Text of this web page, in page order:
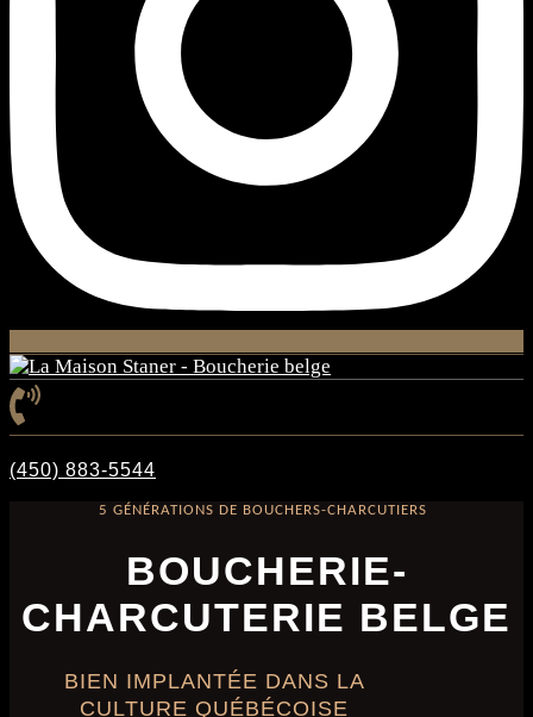
(450) 883-5544
5 GÉNÉRATIONS DE BOUCHERS-CHARCUTIERS
BOUCHERIE-
CHARCUTERIE BELGE
BIEN IMPLANTÉE DANS LA
CULTURE QUÉBÉCOISE